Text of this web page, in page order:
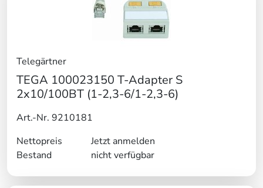
Telegärtner
TEGA 100023150 T-Adapter S
2x10/100BT (1-2,3-6/1-2,3-6)
Art.-Nr. 9210181
Nettopreis
Jetzt anmelden
Bestand
nicht verfügbar